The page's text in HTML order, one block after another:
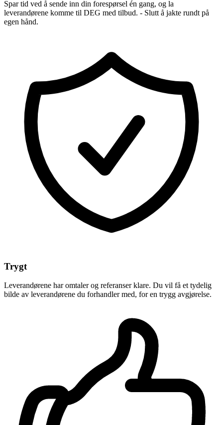
Spar tid ved å sende inn din forespørsel én gang, og la
leverandørene komme til DEG med tilbud. - Slutt å jakte rundt på
egen hånd.
Trygt
Leverandørene har omtaler og referanser klare. Du vil få et tydelig
bilde av leverandørene du forhandler med, for en trygg avgjørelse.